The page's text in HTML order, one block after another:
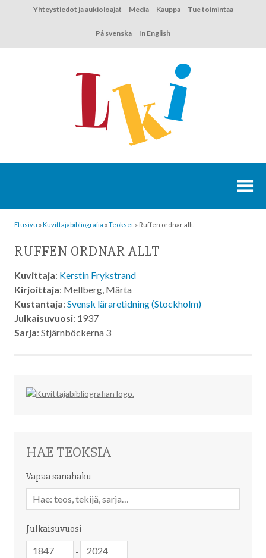
Yhteystiedot ja aukioloajat Media Kauppa Tue toimintaa
På svenska In English
Etusivu »Kuvittaja­bibliografia »Teokset » Ruffen ordnar allt
RUFFEN ORDNAR ALLT
Kuvittaja: Kerstin Frykstrand
Kirjoittaja: Mellberg, Märta
Kustantaja: Svensk läraretidning (Stockholm)
Julkaisuvuosi: 1937
Sarja: Stjärnböckerna 3
HAE TEOKSIA
Vapaa sanahaku
sanahaku
Julkaisuvuosi
-